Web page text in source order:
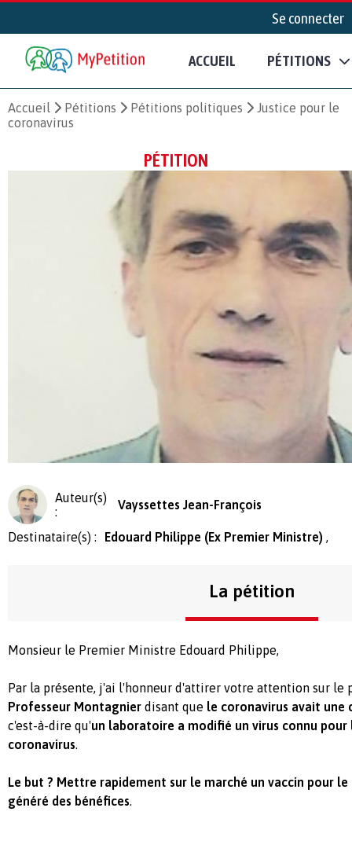
Se connecter
ACCUEIL PÉTITIONS
Accueil Pétitions Pétitions politiques
Justice pour le
coronavirus
PÉTITION
Auteur(s)
:
Vayssettes Jean-François
Destinataire(s) : Edouard Philippe (Ex Premier Ministre)
La pétition
Monsieur le Premier Ministre Edouard Philippe,
Par la présente, j'ai l'honneur d'attirer votre attention sur le
Professeur Montagnier disant que le coronavirus avait une
c'est-à-dire qu'un laboratoire a modifié un virus connu
coronavirus.
Le but ? Mettre rapidement sur le marché un vaccin pour
généré des bénéfices.